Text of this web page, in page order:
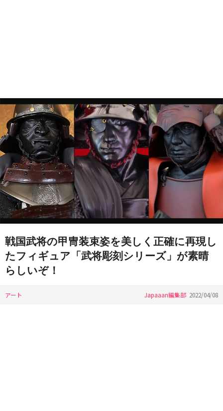
戦国武将の甲冑装束姿を美しく正確に再現し
たフィギュア「武将彫刻シリーズ」が素晴
らしいぞ！
アート Japaaan編集部 2022/04/08